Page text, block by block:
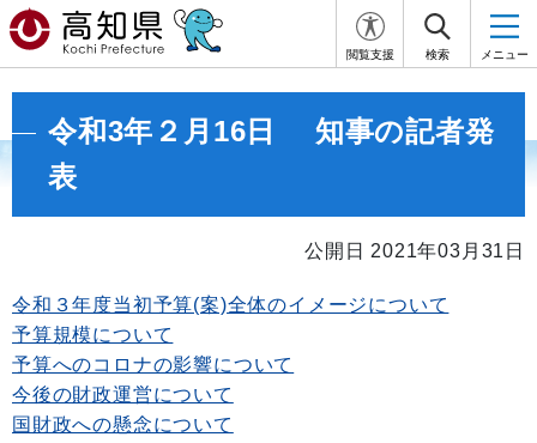
閲覧支援 検索 メニュー
令和3年２月16日 知事の記者発
表
公開日 2021年03月31日
令和３年度当初予算(案)全体のイメージについて
予算規模について
予算へのコロナの影響について
今後の財政運営について
国財政への懸念について